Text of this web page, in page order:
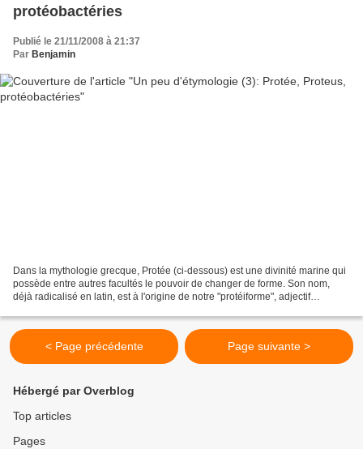
protéobactéries
Publié le 21/11/2008 à 21:37
Par Benjamin
Dans la mythologie grecque, Protée (ci-dessous) est une divinité marine qui
possède entre autres facultés le pouvoir de changer de forme. Son nom,
déjà radicalisé en latin, est à l'origine de notre "protéiforme", adjectif
< Page précédente Page suivante >
Hébergé par Overblog
Top articles
Pages